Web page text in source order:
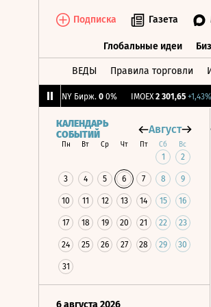
Подписка Газета
Глобальные идеи
ВЕДЫ Правила торговли
CNY Бирж. 0 0% IMOEX 2 301,65 +1,43%↑
КАЛЕНДАРЬ
СОБЫТИЙ
Август
Пн Вт Ср Чт Пт Сб Вс
1 2
3 4 5 6 7 8 9
10 11 12 13 14 15 16
17 18 19 20 21 22 23
24 25 26 27 28 29 30
31
6 августа 2026